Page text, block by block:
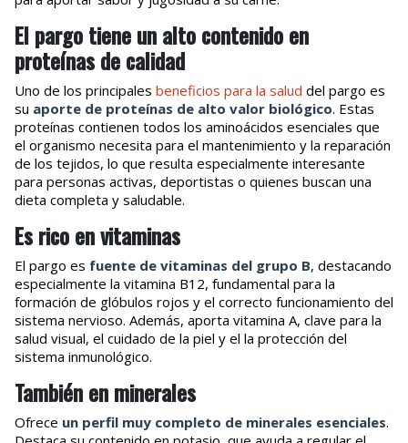
El pargo tiene un alto contenido en
proteínas de calidad
Uno de los principales beneficios para la salud del pargo es
su aporte de proteínas de alto valor biológico. Estas
proteínas contienen todos los aminoácidos esenciales que
el organismo necesita para el mantenimiento y la reparación
de los tejidos, lo que resulta especialmente interesante
para personas activas, deportistas o quienes buscan una
dieta completa y saludable.
Es rico en vitaminas
El pargo es fuente de vitaminas del grupo B, destacando
especialmente la vitamina B12, fundamental para la
formación de glóbulos rojos y el correcto funcionamiento del
sistema nervioso. Además, aporta vitamina A, clave para la
salud visual, el cuidado de la piel y el la protección del
sistema inmunológico.
También en minerales
Ofrece un perfil muy completo de minerales esenciales.